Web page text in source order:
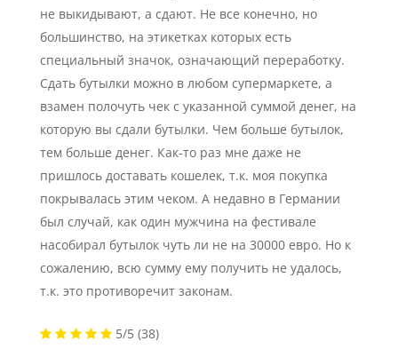
не выкидывают, а сдают. Не все конечно, но
большинство, на этикетках которых есть
специальный значок, означающий переработку.
Сдать бутылки можно в любом супермаркете, а
взамен полочуть чек с указанной суммой денег, на
которую вы сдали бутылки. Чем больше бутылок,
тем больше денег. Как-то раз мне даже не
пришлось доставать кошелек, т.к. моя покупка
покрывалась этим чеком. А недавно в Германии
был случай, как один мужчина на фестивале
насобирал бутылок чуть ли не на 30000 евро. Но к
сожалению, всю сумму ему получить не удалось,
т.к. это противоречит законам.
5/5 (38)